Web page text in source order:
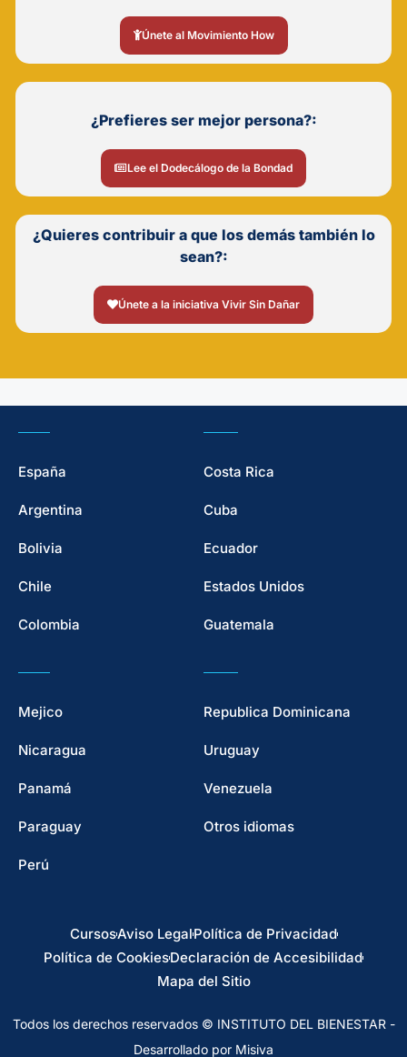
Únete al Movimiento How
¿Prefieres ser mejor persona?:
Lee el Dodecálogo de la Bondad
¿Quieres contribuir a que los demás también lo
sean?:
Únete a la iniciativa Vivir Sin Dañar
España
Argentina
Bolivia
Chile
Colombia
Costa Rica
Cuba
Ecuador
Estados Unidos
Guatemala
Mejico
Nicaragua
Panamá
Paraguay
Perú
Republica Dominicana
Uruguay
Venezuela
Otros idiomas
CursosAviso LegalPolítica de Privacidad
Política de CookiesDeclaración de Accesibilidad
Mapa del Sitio
Todos los derechos reservados © INSTITUTO DEL BIENESTAR -
Desarrollado por Misiva